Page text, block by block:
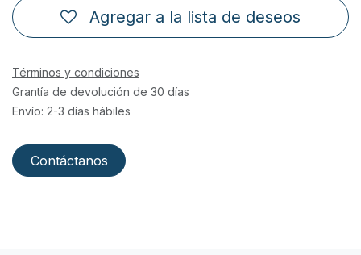
Agregar a la lista de deseos
Términos y condiciones
Grantía de devolución de 30 días
Envío: 2-3 días hábiles
Contáctanos